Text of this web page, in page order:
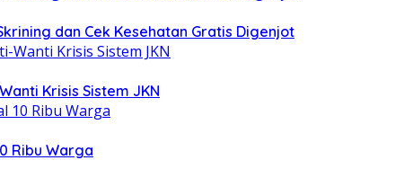
dan Cek Kesehatan Gratis Digenjot
Krisis Sistem JKN
Ribu Warga